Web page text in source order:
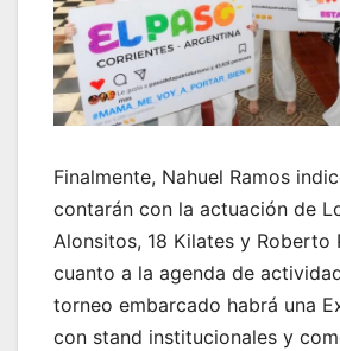
Finalmente, Nahuel Ramos
contarán con la actuación de
Alonsitos, 18 Kilates y Roberto
cuanto a la agenda de
torneo embarcado habrá una
con stand institucionales y